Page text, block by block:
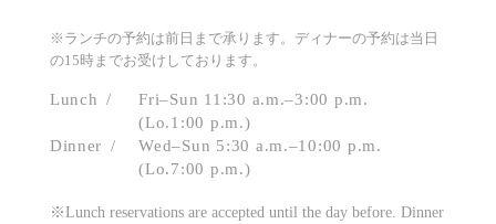
※ランチの予約は前日まで承ります。ディナーの予約は当日
の15時までお受けしております。
Lunch
Fri–Sun 11:30 a.m.–3:00 p.m.
(Lo.1:00 p.m.)
Dinner
Wed–Sun 5:30 a.m.–10:00 p.m.
(Lo.7:00 p.m.)
※Lunch reservations are accepted until the day before. Dinner